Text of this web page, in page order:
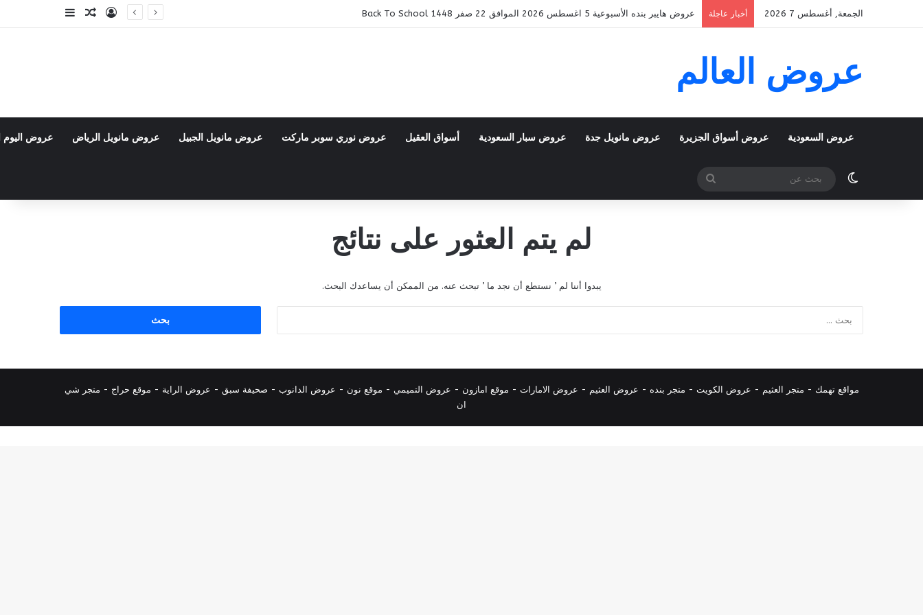
الجمعة, أغسطس 7 2026 أخبار عاجلة عروض هايبر بنده الأسبوعية 5 اغسطس 2026 الموافق 22 صفر 1448 Back To School تسجيل الدخول
مقال عشوائي
إضافة عمود
عروض العالم
عروض السعودية عروض أسواق الجزيرة عروض مانويل جدة عروض سبار السعودية أسواق العقيل عروض نوري سوبر ماركت عروض مانويل الجبيل عروض مانويل الرياض عروض اليوم
الوضع المظلم
بحث
عن
لم يتم العثور على نتائج
يبدوا أننا لم ’ نستطع أن نجد ما ’ تبحث عنه. من الممكن أن يساعدك البحث.
مواقع تهمك - متجر العثيم - عروض الكويت - متجر بنده - عروض العثيم - عروض الامارات - موقع امازون - عروض التميمي - موقع نون - عروض الدانوب - صحيفة سبق - عروض الراية - موقع حراج - متجر شي
ان